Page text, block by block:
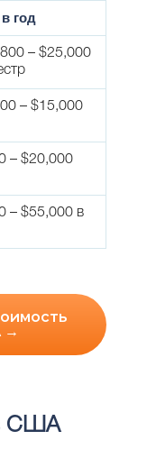
год
– $25,000
– $15,000
– $20,000
– $55,000 в
→
США